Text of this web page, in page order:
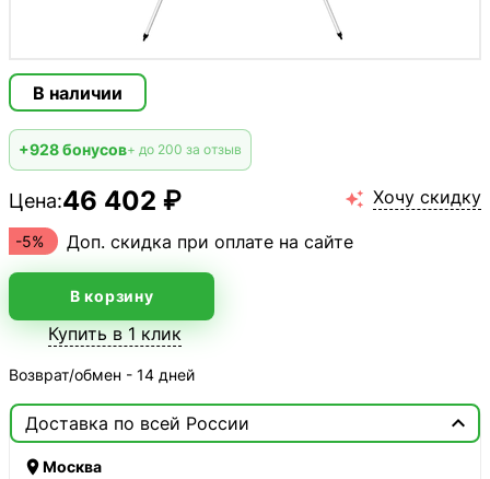
В наличии
+928 бонусов+ до 200 за отзыв
Цена:46 402 ₽  Хочу скидку
-5% Доп. скидка при оплате на сайте
В корзину
Купить в 1 клик
Возврат/обмен - 14 дней
Доставка по всей России 
Москва